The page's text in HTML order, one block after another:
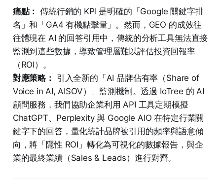
痛點： 傳統行銷的 KPI 是明確的「Google 關鍵字排
名」和「GA4 有機點擊量」。然而，GEO 的成效往
往體現在 AI 的回答引用中，傳統的分析工具無法直接
監測到這些數據，導致管理層難以評估投資回報率
（ROI）。
對應策略： 引入全新的「AI 品牌佔有率（Share of
Voice in AI, AISOV）」監測機制。透過 IoTree 的 AI
顧問服務，我們協助企業利用 API 工具定期模擬
ChatGPT、Perplexity 與 Google AIO 在特定行業關
鍵字下的回答，量化統計品牌被引用的頻率與語意傾
向，將「隱性 ROI」轉化為可視化的數據報告，與企
業的最終業績（Sales & Leads）進行對齊。